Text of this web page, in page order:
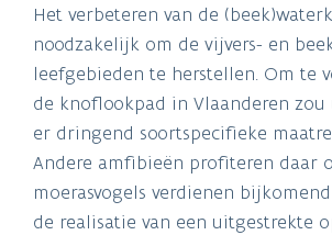
Het verbeteren van de
noodzakelijk om de vijvers- en
leefgebieden te herstellen. Om te
de knoflookpad in Vlaanderen zou
er dringend soortspecifieke
Andere amfibieën profiteren daar
moerasvogels verdienen
de realisatie van een uitgestrekte